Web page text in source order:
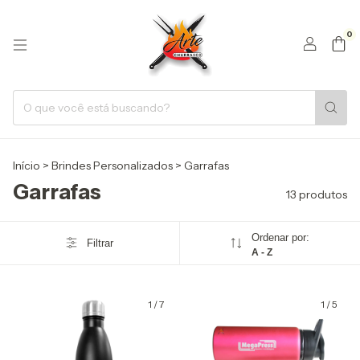
0
Início > Brindes Personalizados > Garrafas
Garrafas 13 produtos
Filtrar Ordenar por:
A - Z
1 /7 1 /5